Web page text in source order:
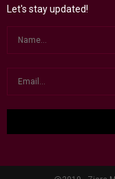
Let's stay updated!